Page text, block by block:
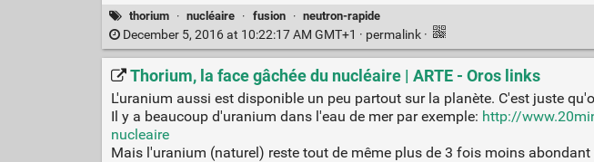
thorium · nucléaire · fusion · neutron-rapide
December 5, 2016 at 10:22:17 AM GMT+1 · permalink ·
Thorium, la face gâchée du nucléaire | ARTE - Oros links
L'uranium aussi est disponible un peu partout sur la planète. C'est juste
Il y a beaucoup d'uranium dans l'eau de mer par exemple: http://
nucleaire
Mais l'uranium (naturel) reste tout de même plus de 3 fois moins abondant